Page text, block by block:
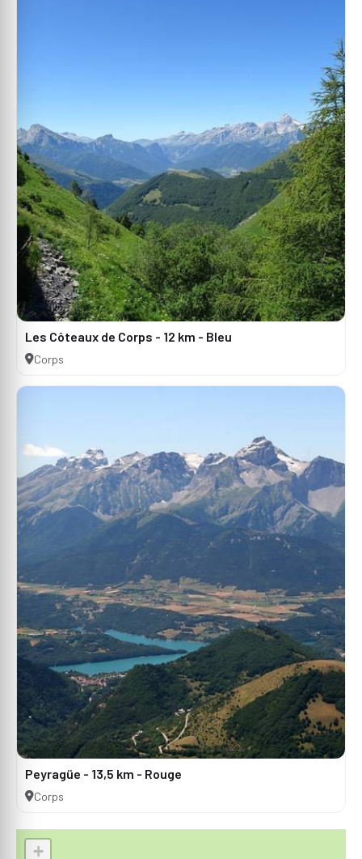
Les Côteaux de Corps - 12 km - Bleu
Corps
Peyragüe - 13,5 km - Rouge
Corps
+